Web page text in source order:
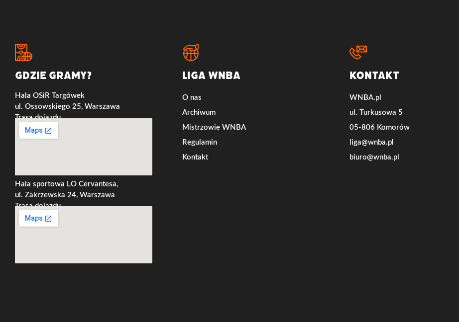
Gdzie gramy?
Hala OSiR Targówek
ul. Ossowskiego 25, Warszawa
Trasa dojazdu
Hala sportowa LO Cervantesa,
ul. Zakrzewska 24, Warszawa
Trasa dojazdu
LIGA WNBA
O nas
Archiwum
Mistrzowie WNBA
Regulamin
Kontakt
Kontakt
WNBA.pl
ul. Turkusowa 5
05-806 Komorów
liga@wnba.pl
biuro@wnba.pl